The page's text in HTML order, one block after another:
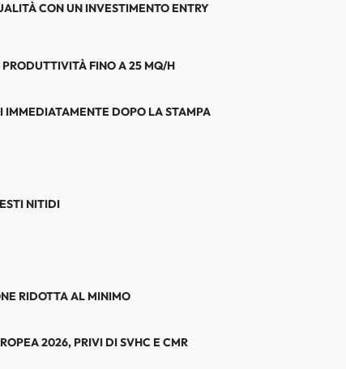
CON UN INVESTIMENTO ENTRY
FINO A 25 MQ/H
IMMEDIATAMENTE DOPO LA STAMPA
NITIDI
RIDOTTA AL MINIMO
2026, PRIVI DI SVHC E CMR